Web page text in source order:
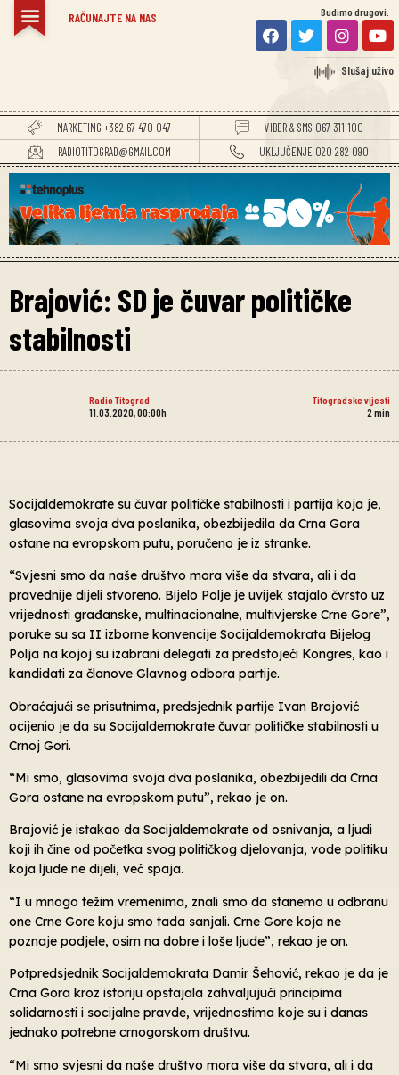
RAČUNAJTE NA NAS Budimo drugovi:
Slušaj uživo
MARKETING +382 67 470 047
VIBER & SMS 067 311 100
RADIOTITOGRAD@GMAIL.COM
UKLJUČENJE 020 282 090
Brajović: SD je čuvar političke
stabilnosti
Radio Titograd
Titogradske vijesti
11.03.2020, 00:00h
2 min
Socijaldemokrate su čuvar političke stabilnosti i partija koja je,
glasovima svoja dva poslanika, obezbijedila da Crna Gora
ostane na evropskom putu, poručeno je iz stranke.
“Svjesni smo da naše društvo mora više da stvara, ali i da
pravednije dijeli stvoreno. Bijelo Polje je uvijek stajalo čvrsto uz
vrijednosti građanske, multinacionalne, multivjerske Crne Gore”,
poruke su sa II izborne konvencije Socijaldemokrata Bijelog
Polja na kojoj su izabrani delegati za predstojeći Kongres, kao i
kandidati za članove Glavnog odbora partije.
Obraćajući se prisutnima, predsjednik partije Ivan Brajović
ocijenio je da su Socijaldemokrate čuvar političke stabilnosti u
Crnoj Gori.
“Mi smo, glasovima svoja dva poslanika, obezbijedili da Crna
Gora ostane na evropskom putu”, rekao je on.
Brajović je istakao da Socijaldemokrate od osnivanja, a ljudi
koji ih čine od početka svog političkog djelovanja, vode politiku
koja ljude ne dijeli, već spaja.
“I u mnogo težim vremenima, znali smo da stanemo u odbranu
one Crne Gore koju smo tada sanjali. Crne Gore koja ne
poznaje podjele, osim na dobre i loše ljude”, rekao je on.
Potpredsjednik Socijaldemokrata Damir Šehović, rekao je da je
Crna Gora kroz istoriju opstajala zahvaljujući principima
solidarnosti i socijalne pravde, vrijednostima koje su i danas
jednako potrebne crnogorskom društvu.
“Mi smo svjesni da naše društvo mora više da stvara, ali i da